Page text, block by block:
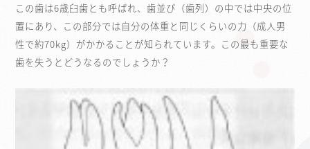
この歯は6歳臼歯とも呼ばれ、歯並び（歯列）の中では中央の位
置にあり、この部分では自分の体重と同じくらいの力（成人男
性で約70kg）がかかることが知られています。この最も重要な
歯を失うとどうなるのでしょうか？